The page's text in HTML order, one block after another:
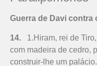
Guerra de Davi contra
14. 1.Hiram, rei de
com madeira de cedro,
construir-lhe um